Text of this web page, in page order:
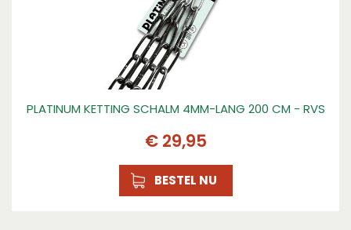
PLATINUM KETTING SCHALM 4MM-LANG 200 CM - RVS
€ 29,95
BESTEL NU